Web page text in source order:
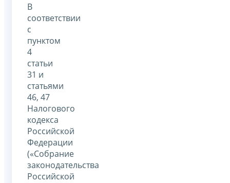
В
соответствии
с
пунктом
4
статьи
31 и
статьями
46, 47
Налогового
кодекса
Российской
Федерации
(«Собрание
законодательства
Российской